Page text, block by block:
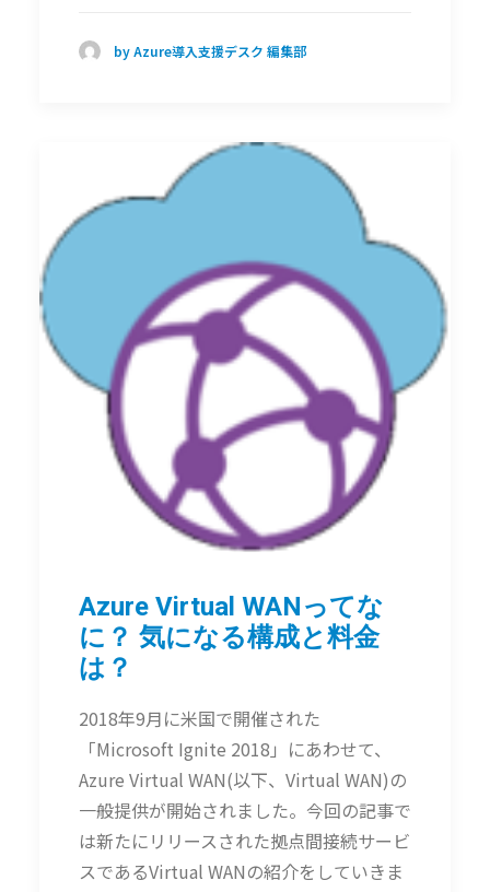
by Azure導入支援デスク 編集部
Azure Virtual WANってな
に？ 気になる構成と料金
は？
2018年9月に米国で開催された
「Microsoft Ignite 2018」にあわせて、
Azure Virtual WAN(以下、Virtual WAN)の
一般提供が開始されました。今回の記事で
は新たにリリースされた拠点間接続サービ
スであるVirtual WANの紹介をしていきま